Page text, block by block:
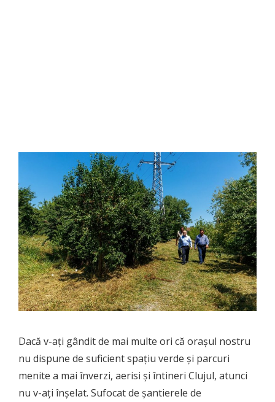
Dacă v-aţi gândit de mai multe ori că oraşul nostru
nu dispune de suficient spaţiu verde şi parcuri
menite a mai înverzi, aerisi şi întineri Clujul, atunci
nu v-aţi înşelat. Sufocat de şantierele de